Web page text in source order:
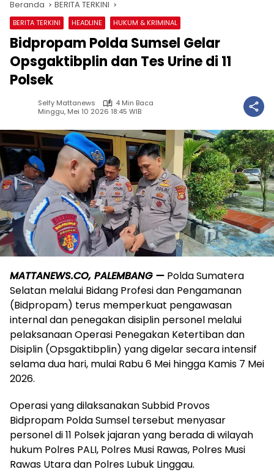
Beranda BERITA TERKINI
BERITA TERKINI HEADLINE HUKUM & KRIMINAL
Bidpropam Polda Sumsel Gelar
Opsgaktibplin dan Tes Urine di 11
Polsek
Selfy Mattanews
4 Min Baca
Minggu, Mei 10 2026 18:45 WIB
MATTANEWS.CO, PALEMBANG — Polda Sumatera
Selatan melalui Bidang Profesi dan Pengamanan
(Bidpropam) terus memperkuat pengawasan
internal dan penegakan disiplin personel melalui
pelaksanaan Operasi Penegakan Ketertiban dan
Disiplin (Opsgaktibplin) yang digelar secara intensif
selama dua hari, mulai Rabu 6 Mei hingga Kamis 7 Mei
2026.
Operasi yang dilaksanakan Subbid Provos
Bidpropam Polda Sumsel tersebut menyasar
personel di 11 Polsek jajaran yang berada di wilayah
hukum Polres PALI, Polres Musi Rawas, Polres Musi
Rawas Utara dan Polres Lubuk Linggau.